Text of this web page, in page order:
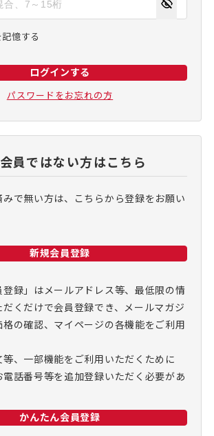
憶する
ログインする
パスワードをお忘れの方
員ではない方はこちら
みで無い方は、こちらから登録をお願い
新規会員登録
登録」はメールアドレス等、最低限の情
くだけで会員登録でき、メールマガジ
格の確認、マイページの各機能をご利用
、一部機能をご利用いただくために
電話番号等を追加登録いただく必要があ
かんたん会員登録